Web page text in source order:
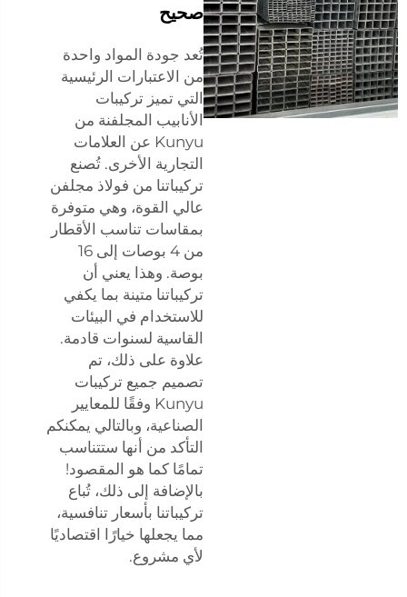
صحيح
تُعد جودة المواد واحدة
من الاعتبارات الرئيسية
التي تميز تركيبات
الأنابيب المجلفنة من
Kunyu عن العلامات
التجارية الأخرى. تُصنع
تركيباتنا من فولاذ مجلفن
عالي القوة، وهي متوفرة
بمقاسات تناسب الأقطار
من 4 بوصات إلى 16
بوصة. وهذا يعني أن
تركيباتنا متينة بما يكفي
للاستخدام في البيئات
القاسية لسنوات قادمة.
علاوة على ذلك، تم
تصميم جميع تركيبات
Kunyu وفقًا للمعايير
الصناعية، وبالتالي يمكنكم
التأكد من أنها ستتناسب
تمامًا كما هو المقصود!
بالإضافة إلى ذلك، تُباع
تركيباتنا بأسعار تنافسية،
مما يجعلها خيارًا اقتصاديًا
لأي مشروع.